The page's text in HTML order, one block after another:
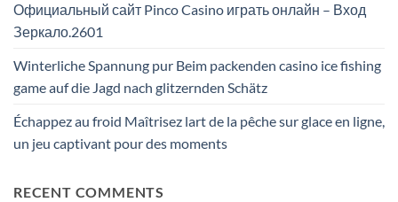
Официальный сайт Pinco Casino играть онлайн – Вход
Зеркало.2601
Winterliche Spannung pur Beim packenden casino ice fishing
game auf die Jagd nach glitzernden Schätz
Échappez au froid Maîtrisez lart de la pêche sur glace en ligne,
un jeu captivant pour des moments
RECENT COMMENTS